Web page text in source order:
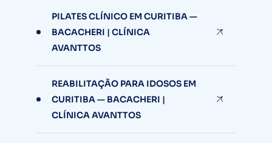
PILATES CLÍNICO EM CURITIBA —
BACACHERI | CLÍNICA
AVANTTOS
REABILITAÇÃO PARA IDOSOS EM
CURITIBA — BACACHERI |
CLÍNICA AVANTTOS